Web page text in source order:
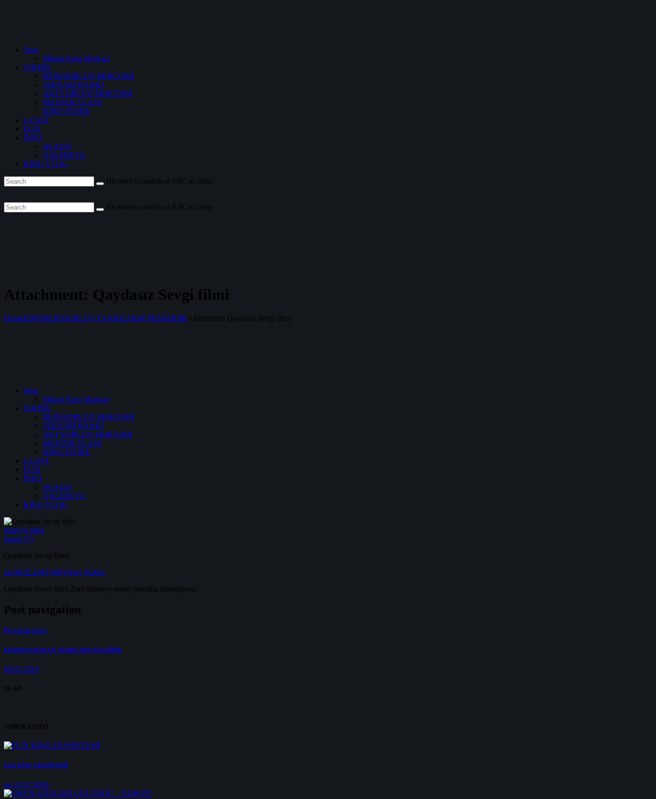
Əsas
Müasir Kino Mərkəzi
TƏHSİL
REJİSSORLUQ MƏKTƏBİ
SSENARİ BANKI
AKTYORLUQ MƏKTƏBİ
MASTER CLASS
KİNO STORE
e-CAST
FLIX
İNFO
ƏLAQƏ
QALEREYA
KİNO VLOG
Hit enter to search or ESC to close
Hit enter to search or ESC to close
Attachment: Qaydasız Sevgi filmi
HomeKİNOREJİSSORLUQ TANRILARIN PEŞƏSİDİRAttachment: Qaydasız Sevgi filmi
Əsas
Müasir Kino Mərkəzi
TƏHSİL
REJİSSORLUQ MƏKTƏBİ
SSENARİ BANKI
AKTYORLUQ MƏKTƏBİ
MASTER CLASS
KİNO STORE
e-CAST
FLIX
İNFO
ƏLAQƏ
QALEREYA
KİNO VLOG
hediyye filmi
image (5)
Qaydasız Sevgi filmi
on 08.02.2019 960Views 0Likes
Qaydasız Sevgi filmi Zaur tahirsoy sosial psixoloq kinorejissor
Post navigation
Previous post:
KİNOREJİSSORLUQ TANRILARIN PEŞƏSİDİR
08.02.2019
ELAN
XƏBƏR LENTİ
FLIX KİNO EKOSİSTEMİ
on 22.07.2026